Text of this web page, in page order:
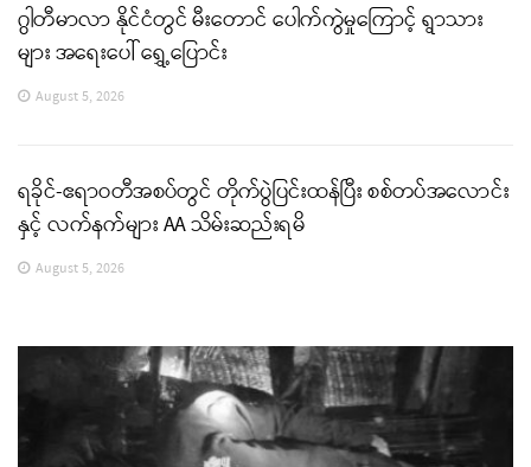
ဂွါတီမာလာ နိုင်ငံတွင် မီးတောင် ပေါက်ကွဲမှုကြောင့် ရွာသား
များ အရေးပေါ် ရွှေ့ပြောင်း
August 5, 2026
ရခိုင်-ဧရာဝတီအစပ်တွင် တိုက်ပွဲပြင်းထန်ပြီး စစ်တပ်အလောင်း
နှင့် လက်နက်များ AA သိမ်းဆည်းရမိ
August 5, 2026